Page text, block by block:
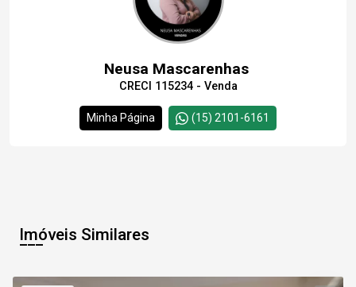
Neusa Mascarenhas
CRECI 115234 - Venda
Minha Página (15) 2101-6161
Imóveis Similares